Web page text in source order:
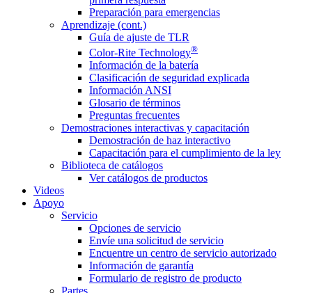
Preparación para emergencias
Aprendizaje (cont.)
Guía de ajuste de TLR
Color-Rite Technology®
Información de la batería
Clasificación de seguridad explicada
Información ANSI
Glosario de términos
Preguntas frecuentes
Demostraciones interactivas y capacitación
Demostración de haz interactivo
Capacitación para el cumplimiento de la ley
Biblioteca de catálogos
Ver catálogos de productos
Videos
Apoyo
Servicio
Opciones de servicio
Envíe una solicitud de servicio
Encuentre un centro de servicio autorizado
Información de garantía
Formulario de registro de producto